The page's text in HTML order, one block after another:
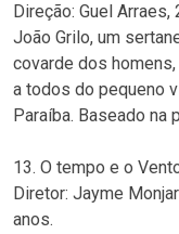
Direção: Guel
João Grilo, um
covarde dos
a todos do pequeno
Paraíba. Baseado na
13. O tempo e o
Diretor: Jayme
anos.